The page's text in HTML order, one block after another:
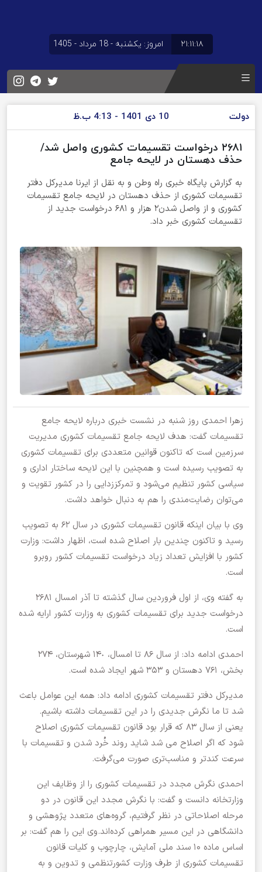
۲۱:۱۱:۱۹ امروز: یکشنبه - 18 مرداد - 1405
دولت 10 دی 1401 - 4:13 ب.ظ
٢۶٨١ درخواست تقسیمات کشوری واصل شد/
حذف دهستان در لایحه جامع
به گزارش پایگاه خبری راه وطن و به نقل از ایرنا مدیرکل دفتر
تقسیمات کشوری از حذف دهستان در لایحه جامع تقسیمات
کشوری و از واصل شدن۲ هزار و ۶۸۱ درخواست جدید از
تقسیمات کشوری خبر داد.
زهرا احمدی روز شنبه در نشست خبری درباره لایحه جامع
تقسیمات گفت: هدف لایحه جامع تقسیمات کشوری مدیریت
سرزمین است که تاکنون قوانین متعددی برای تقسیمات کشوری
به تصویب رسیده است و همچنین با این لایحه ساختار اداری و
سیاسی کشور تنظیم می‌شود و تمرکززدایی را در کشور تقویت و
می‌توان رضایت‌مندی را هم به دنبال خواهد داشت.
وی با بیان اینکه قانون تقسیمات کشوری در سال ۶٢ به تصویب
رسید و تاکنون چندین بار اصلاح شده است، اظهار داشت: وزارت
کشور با افزایش تعداد زیاد درخواست تقسیمات کشور روبرو
است.
به گفته وی، از اول فروردین سال گذشته تا آذر امسال ٢۶٨١
درخواست جدید برای تقسیمات کشوری به وزارت کشور ارایه شده
است.
احمدی ادامه داد: از سال ٨۶ تا امسال، ١۴٠ شهرستان، ٢٧۴
بخش، ٧۶١ دهستان و ٣۵٣ شهر ایجاد شده است.
مدیرکل دفتر تقسیمات کشوری ادامه داد: همه این عوامل باعث
شد تا ما نگرش جدیدی را در این تقسیمات داشته باشیم.
یعنی از سال ۸۳ که قرار بود قانون تقسیمات کشوری اصلاح
شود که اگر اصلاح می شد شاید روند خُرد شدن و تقسیمات با
سرعت کندتر و مناسب‌تری صورت می‌گرفت.
احمدی نگرش مجدد در تقسیمات کشوری را از وظایف این
وزارتخانه دانست و گفت: با نگرش مجدد این قانون در دو
مرحله اصلاحاتی در نظر گرفتیم، گروه‌های متعدد پژوهشی و
دانشگاهی در این مسیر همراهی کرده‌اند.وی این را هم گفت: بر
اساس ماده ۱۰ سند ملی آمایش، چارچوب و کلیات قانون
تقسیمات کشوری از طرف وزارت کشورتنظمی و تدوین و به